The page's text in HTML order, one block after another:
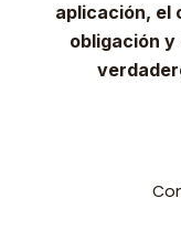
aplicación, el
obligación y